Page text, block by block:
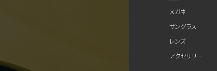
メガネ
サングラス
レンズ
アクセサリー